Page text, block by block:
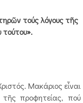
τούς λόγους τῆς
τούτου».
Μακάριος εἶναι
τῆς προφητείας, πού